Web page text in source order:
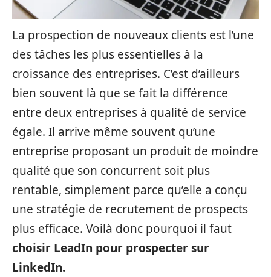
La prospection de nouveaux clients est l’une
des tâches les plus essentielles à la
croissance des entreprises. C’est d’ailleurs
bien souvent là que se fait la différence
entre deux entreprises à qualité de service
égale. Il arrive même souvent qu’une
entreprise proposant un produit de moindre
qualité que son concurrent soit plus
rentable, simplement parce qu’elle a conçu
une stratégie de recrutement de prospects
plus efficace. Voilà donc pourquoi il faut
choisir LeadIn pour prospecter sur
LinkedIn.